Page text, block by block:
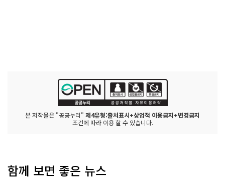
본 저작물은 "공공누리" 제4유형:출처표시+상업적 이용금지+변경금지
조건에 따라 이용 할 수 있습니다.
함께 보면 좋은 뉴스